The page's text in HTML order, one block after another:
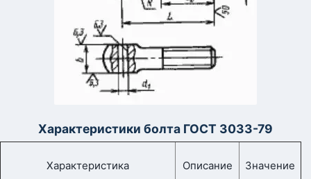
Характеристики болта ГОСТ 3033-79
Характеристика Описание Значение